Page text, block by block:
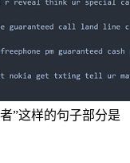
”这样的句子部分是